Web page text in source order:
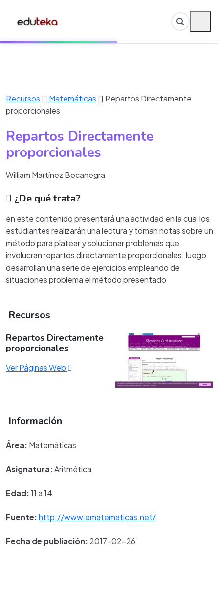
Recursos Matemáticas
Repartos Directamente
proporcionales
Repartos Directamente
proporcionales
William Martínez Bocanegra
¿De qué trata?
en este contenido presentará una actividad en la cual los
estudiantes realizarán una lectura y toman notas sobre un
método para platear y solucionar problemas que
involucran repartos directamente proporcionales. luego
desarrollan una serie de ejercicios empleando de
situaciones problema el método presentado
Recursos
Repartos Directamente
proporcionales
Ver Páginas Web
Información
Área: Matemáticas
Asignatura:Aritmética
Edad:11 a 14
Fuente:http://www.ematematicas.net/
Fecha de publiación: 2017-02-26